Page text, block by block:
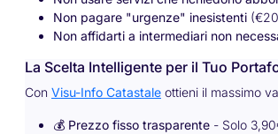
Non pagare "urgenze" inesistenti
Non affidarti a intermediari non
La Scelta Intelligente per il Tuo
Con Visu-Info Catastale ottieni il massimo
💰 Prezzo fisso trasparente - Solo